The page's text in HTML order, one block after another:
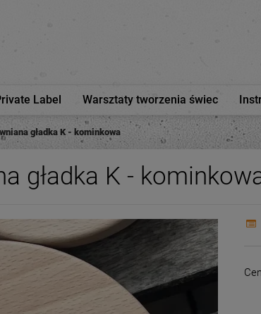
Label Warsztaty tworzenia świec
gładka K - kominkowa
gładka K -